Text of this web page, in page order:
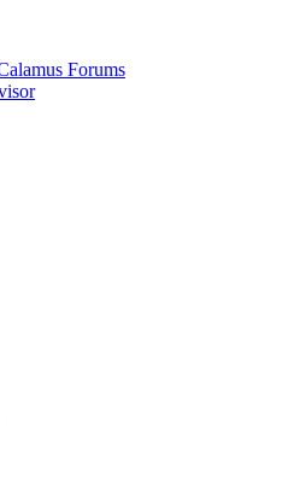
Forums